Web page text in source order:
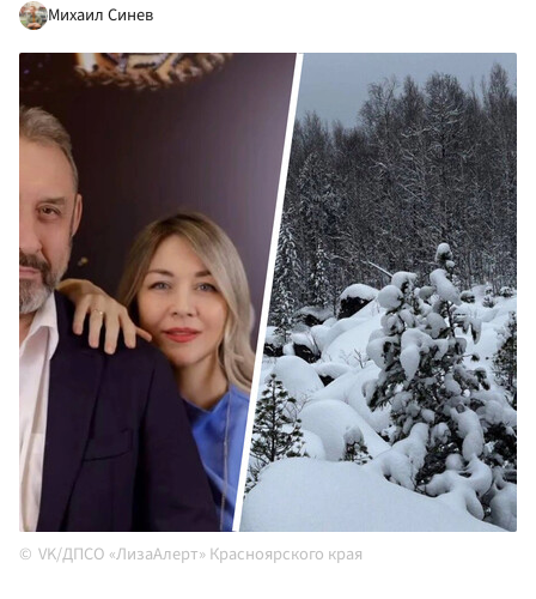
Михаил Синев
VK/ДПСО «ЛизаАлерт» Красноярского края